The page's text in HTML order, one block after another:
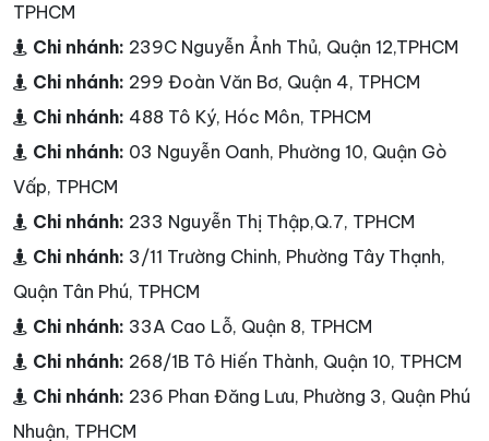
TPHCM
Chi nhánh: 239C Nguyễn Ảnh Thủ, Quận 12,TPHCM
Chi nhánh: 299 Đoàn Văn Bơ, Quận 4, TPHCM
Chi nhánh: 488 Tô Ký, Hóc Môn, TPHCM
Chi nhánh: 03 Nguyễn Oanh, Phường 10, Quận Gò
Vấp, TPHCM
Chi nhánh: 233 Nguyễn Thị Thập,Q.7, TPHCM
Chi nhánh: 3/11 Trường Chinh, Phường Tây Thạnh,
Quận Tân Phú, TPHCM
Chi nhánh: 33A Cao Lỗ, Quận 8, TPHCM
Chi nhánh: 268/1B Tô Hiến Thành, Quận 10, TPHCM
Chi nhánh: 236 Phan Đăng Lưu, Phường 3, Quận Phú
Nhuận, TPHCM